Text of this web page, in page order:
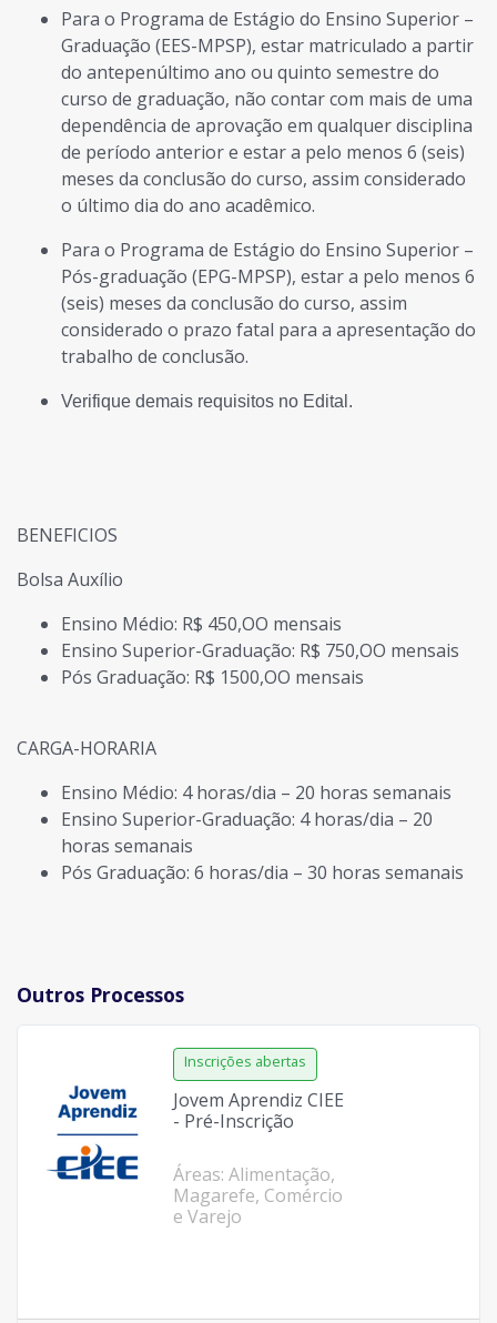
Para o Programa de Estágio do Ensino Superior –
Graduação (EES-MPSP), estar matriculado a partir
do antepenúltimo ano ou quinto semestre do
curso de graduação, não contar com mais de uma
dependência de aprovação em qualquer disciplina
de período anterior e estar a pelo menos 6 (seis)
meses da conclusão do curso, assim considerado
o último dia do ano acadêmico.
Para o Programa de Estágio do Ensino Superior –
Pós-graduação (EPG-MPSP), estar a pelo menos 6
(seis) meses da conclusão do curso, assim
considerado o prazo fatal para a apresentação do
trabalho de conclusão.
Verifique demais requisitos no Edital.
BENEFICIOS
Bolsa Auxílio
Ensino Médio: R$ 450,OO mensais
Ensino Superior-Graduação: R$ 750,OO mensais
Pós Graduação: R$ 1500,OO mensais
CARGA-HORARIA
Ensino Médio: 4 horas/dia – 20 horas semanais
Ensino Superior-Graduação: 4 horas/dia – 20
horas semanais
Pós Graduação: 6 horas/dia – 30 horas semanais
Outros Processos
Jovem Aprendiz CIEE
- Pré-Inscrição
Áreas: Alimentação,
Magarefe, Comércio
e Varejo